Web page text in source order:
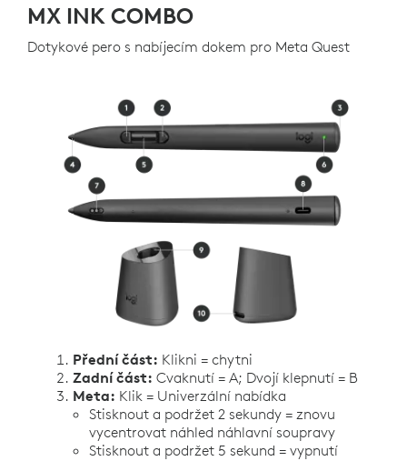
MX INK COMBO
Dotykové pero s nabíjecím dokem pro Meta Quest
Přední část: Klikni = chytni
Zadní část: Cvaknutí = A; Dvojí klepnutí = B
Meta: Klik = Univerzální nabídka
Stisknout a podržet 2 sekundy = znovu
vycentrovat náhled náhlavní soupravy
Stisknout a podržet 5 sekund = vypnutí